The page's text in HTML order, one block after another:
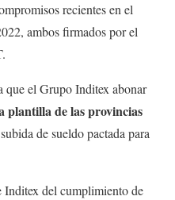
recientes en el
ambos firmados por el
que el Grupo Inditex abonar
plantilla de las provincias
de sueldo pactada para
del cumplimiento de